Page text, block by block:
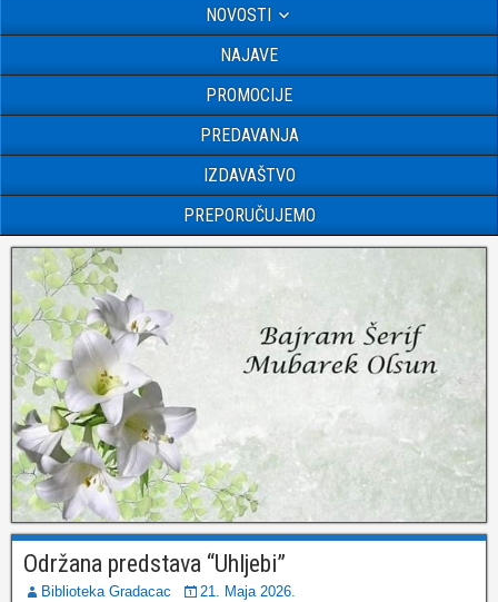
NOVOSTI
NAJAVE
PROMOCIJE
PREDAVANJA
IZDAVAŠTVO
PREPORUČUJEMO
Održana predstava “Uhljebi”
Biblioteka Gradacac
21. Maja 2026.